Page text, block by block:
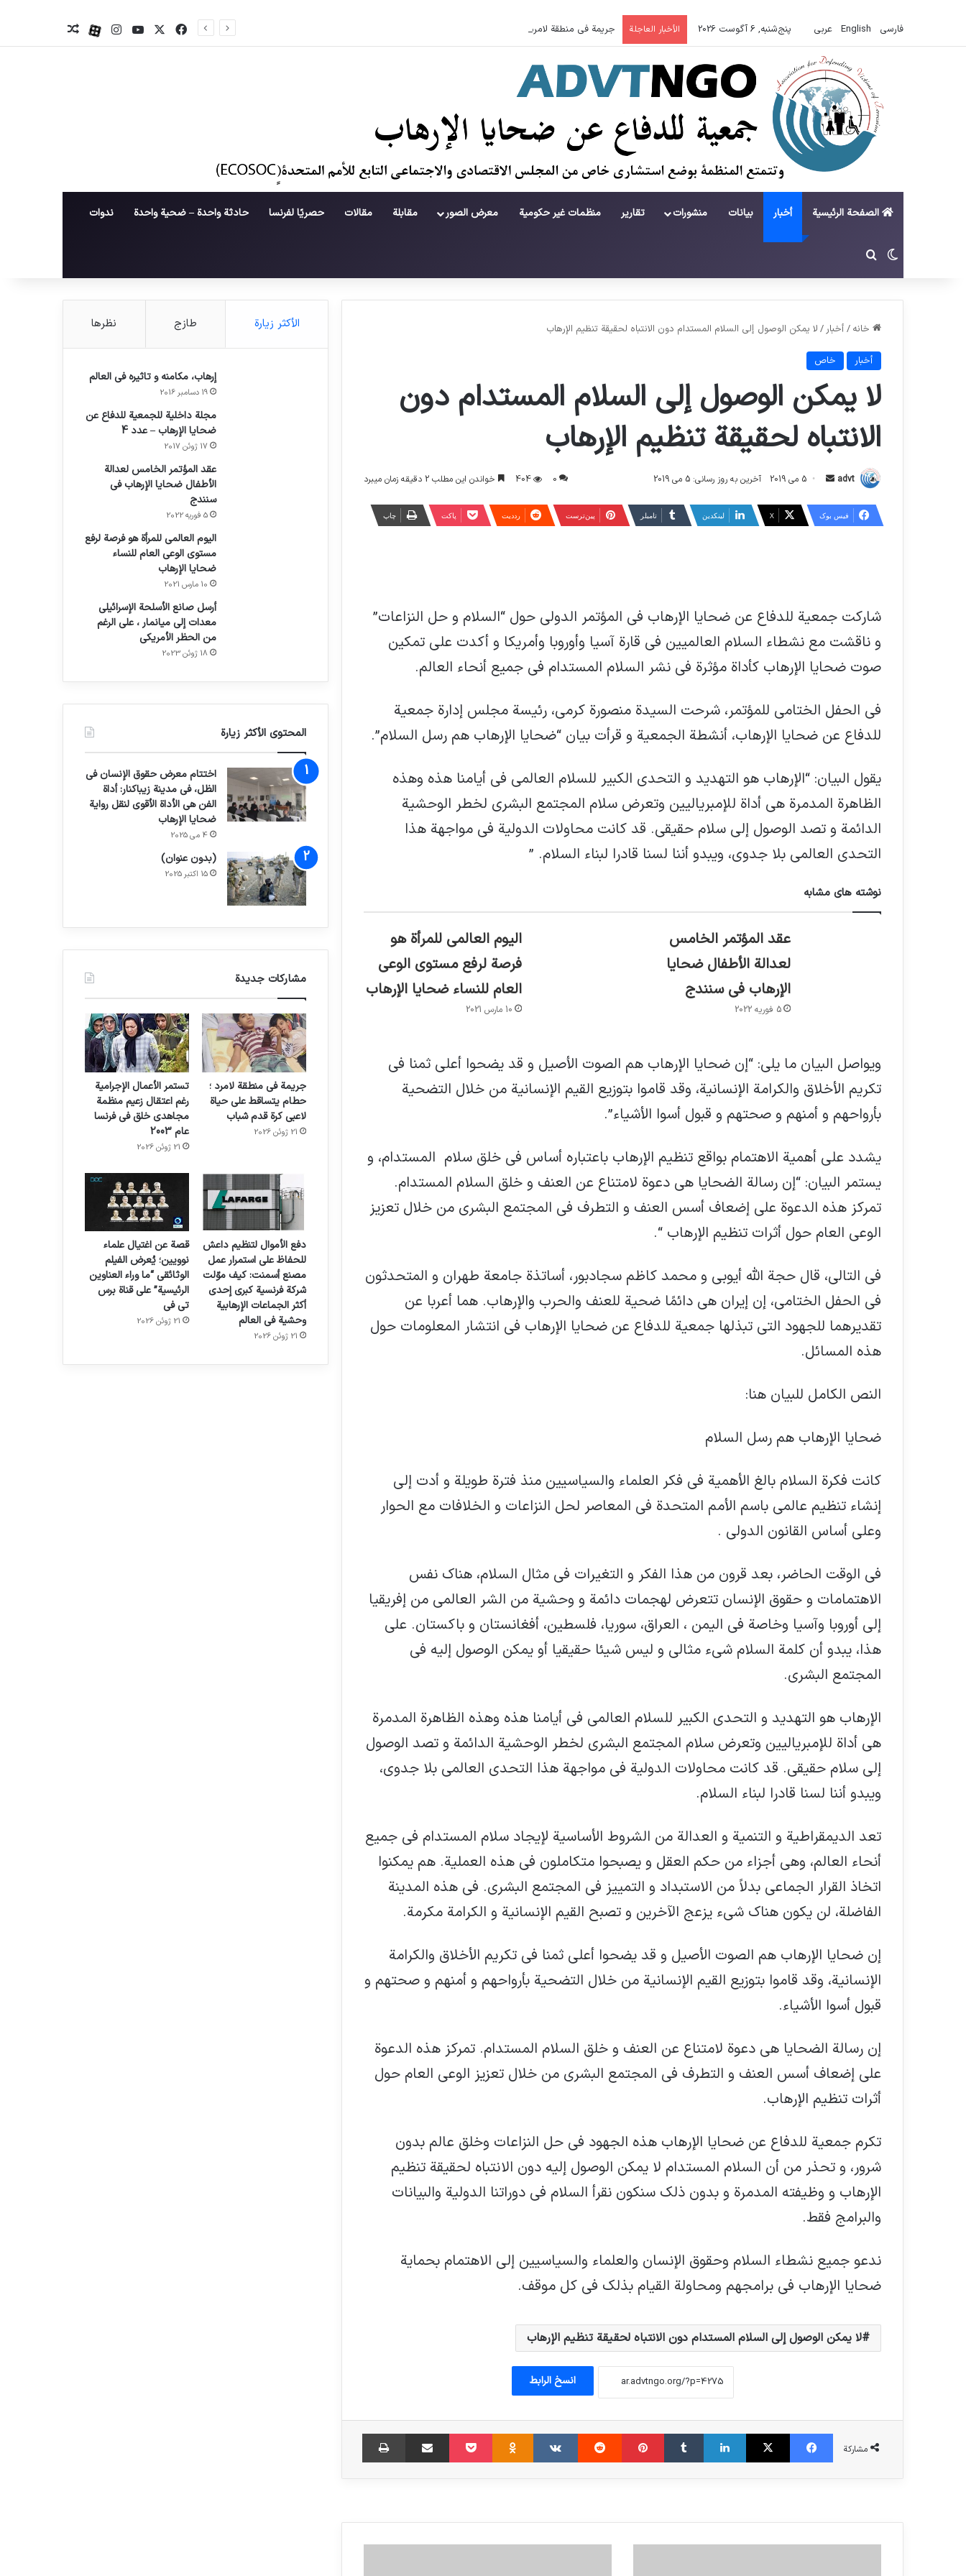
فارسی English عربي پنج‌شنبه, 6 آگوست 2026 الأخبار العاجلة جريمة في منطقة لامرد ؛ حطام يتساقط على حياة لاعبي كرة قدم شباب فیس بوکیوتیوباینستاگرام
آپاراتنوشته تصادفی
الصفحة الرئيسية أخبار بيانات منشورات تقارير منظمات غير حكومية معرض الصور مقابلة مقالات حصريًا لفرنسا حادثة واحدة – ضحية واحدة ندوات
تغییر پوسته
جستجو برای
خانه / أخبار / لا يمكن الوصول إلى السلام المستدام دون الانتباه لحقيقة تنظيم الإرهاب
أخبار خاص
لا يمكن الوصول إلى السلام المستدام دون
الانتباه لحقيقة تنظيم الإرهاب
advt ارسال
5 می 2019 آخرین به روز رسانی: 5 می 2019 0
404 خواندن این مطلب 2 دقیقه زمان میبرد
فیس بوک X لینکدین ‫تامبلر ‫پین‌ترست ‫رددیت پاکت چاپ
شاركت جمعية للدفاع عن ضحايا الإرهاب في المؤتمر الدولي حول “السلام و حل النزاعات”
و ناقشت مع نشطاء السلام العالميين في قارة آسيا وأوروبا وأمريكا و أكدت على تمكين
صوت ضحايا الإرهاب كأداة مؤثرة في نشر السلام المستدام في جميع أنحاء العالم.
في الحفل الختامي للمؤتمر، شرحت السيدة منصورة كرمي، رئيسة مجلس إدارة جمعية
للدفاع عن ضحايا الإرهاب، أنشطة الجمعية و قرأت بيان “ضحايا الإرهاب هم رسل السلام”.
يقول البيان: “الإرهاب هو التهديد و التحدي الكبير للسلام العالمي في أيامنا هذه وهذه
الظاهرة المدمرة هي أداة للإمبرياليين وتعرض سلام المجتمع البشري لخطر الوحشية
الدائمة و تصد الوصول إلى سلام حقيقي. قد كانت محاولات الدولية في مواجهة هذا
التحدي العالمي بلا جدوى، ويبدو أننا لسنا قادرا لبناء السلام. ”
نوشته های مشابه
عقد المؤتمر الخامس
لعدالة الأطفال ضحايا
الإرهاب في سنندج
5 فوریه 2022
اليوم العالمي للمرأة هو
فرصة لرفع مستوى الوعي
العام للنساء ضحايا الإرهاب
10 مارس 2021
ويواصل البيان ما يلي: “إن ضحايا الإرهاب هم الصوت الأصيل و قد يضحوا أعلى ثمنا في
تكريم الأخلاق والكرامة الإنسانية، وقد قاموا بتوزيع القيم الإنسانية من خلال التضحية
بأرواحهم و أمنهم و صحتهم و قبول أسوا الأشياء”.
يشدد على أهمية الاهتمام بواقع تنظيم الإرهاب باعتباره أساس في خلق سلام المستدام، و
يستمر البيان: “إن رسالة الضحايا هي دعوة لامتناع عن العنف و خلق السلام المستدام.
تمركز هذه الدعوة علي إضعاف أسس العنف و التطرف في المجتمع البشري من خلال تعزيز
الوعي العام حول أثرات تنظيم الإرهاب “.
في التالي، قال حجة الله أيوبي و محمد كاظم سجادبور، أساتذة جامعة طهران و المتحدثون
في الحفل الختامي، إن إيران هي دائمًا ضحية للعنف والحرب والإرهاب. هما أعربا عن
تقديرهما للجهود التي تبذلها جمعية للدفاع عن ضحايا الإرهاب في انتشار المعلومات حول
هذه المسائل.
النص الكامل للبيان هنا:
ضحايا الإرهاب هم رسل السلام
كانت فكرة السلام بالغ الأهمية في فكر العلماء والسياسيين منذ فترة طويلة و أدت إلى
إنشاء تنظيم عالمي باسم الأمم المتحدة في المعاصر لحل النزاعات و الخلافات مع الحوار
وعلى أساس القانون الدولي .
في الوقت الحاضر، بعد قرون من هذا الفكر و التغيرات في مثال السلام، هناك نفس
الاهتمامات و حقوق الإنسان تتعرض لهجمات دائمة و وحشية من الشر العالمي من إفريقيا
إلى أوروبا وآسيا وخاصة في اليمن ، العراق، سوريا، فلسطين، أفغانستان و باكستان. علي
هذا، يبدو أن كلمة السلام شيء مثالي و ليس شيئا حقيقيا أو يمكن الوصول إليه في
المجتمع البشري.
الإرهاب هو التهديد و التحدي الكبير للسلام العالمي في أيامنا هذه وهذه الظاهرة المدمرة
هي أداة للإمبرياليين وتعرض سلام المجتمع البشري لخطر الوحشية الدائمة و تصد الوصول
إلى سلام حقيقي. قد كانت محاولات الدولية في مواجهة هذا التحدي العالمي بلا جدوى،
ويبدو أننا لسنا قادرا لبناء السلام.
تعد الديمقراطية و التنمية و العدالة من الشروط الأساسية لإيجاد سلام المستدام في جميع
أنحاء العالم، وهي أجزاء من حكم العقل و يصبحوا متكاملون في هذه العملية. هم يمكنوا
اتخاذ القرار الجماعي بدلاً من الاستبداد و التمييز في المجتمع البشري. في هذه المدينة
الفاضلة، لن يكون هناك شيء يزعج الآخرين و تصبح القيم الإنسانية و الكرامة مكرمة.
إن ضحايا الإرهاب هم الصوت الأصيل و قد يضحوا أعلى ثمنا في تكريم الأخلاق والكرامة
الإنسانية، وقد قاموا بتوزيع القيم الإنسانية من خلال التضحية بأرواحهم و أمنهم و صحتهم و
قبول أسوا الأشياء.
إن رسالة الضحايا هي دعوة لامتناع عن العنف و خلق السلام المستدام. تمركز هذه الدعوة
علي إضعاف أسس العنف و التطرف في المجتمع البشري من خلال تعزيز الوعي العام حول
أثرات تنظيم الإرهاب.
تكرم جمعية للدفاع عن ضحايا الإرهاب هذه الجهود في حل النزاعات وخلق عالم بدون
شرور، و تحذر من أن السلام المستدام لا يمكن الوصول إليه دون الانتباه لحقيقة تنظيم
الإرهاب و وظيفته المدمرة و بدون ذلك سنكون نقرأ السلام في دوراتنا الدولية والبيانات
والبرامج فقط.
ندعو جميع نشطاء السلام وحقوق الإنسان والعلماء والسياسيين إلى الاهتمام بحماية
ضحايا الإرهاب في برامجهم ومحاولة القيام بذلك في كل موقف.
لا يمكن الوصول إلى السلام المستدام دون الانتباه لحقيقة تنظيم الإرهاب
انسخ الرابط
مشاركة
فیس بوک X لینکدین ‫تامبلر ‫پین‌ترست ‫رددیت ‫VKontakte
‫Odnoklassniki
پاکت اشتراک گذاری از طریق ایمیل چاپ
الأكثر زيارة طازج نظرها
إرهاب، مكامنه و تاثيره في العالم
19 دسامبر 2016
مجلة داخلية للجمعية للدفاع عن
ضحايا الإرهاب – عدد 4
17 ژوئن 2017
عقد المؤتمر الخامس لعدالة
الأطفال ضحايا الإرهاب في
سنندج
5 فوریه 2022
اليوم العالمي للمرأة هو فرصة لرفع
مستوى الوعي العام للنساء
ضحايا الإرهاب
10 مارس 2021
أرسل صانع الأسلحة الإسرائيلي
معدات إلى ميانمار ، على الرغم
من الحظر الأمريكي
18 ژوئن 2023
المحتوى الأكثر زيارة
اختتام معرض حقوق الإنسان في
الظل، في مدينة زيباكنار: أداة
الفن هي الأداة الأقوى لنقل رواية
ضحايا الإرهاب
4 می 2025
(بدون عنوان)
15 اکتبر 2025
مشاركات جديدة
جريمة في منطقة لامرد ؛
حطام يتساقط على حياة
لاعبي كرة قدم شباب
21 ژوئن 2026
تستمر الأعمال الإجرامية
رغم اعتقال زعيم منظمة
مجاهدي خلق في فرنسا
عام 2003
21 ژوئن 2026
دفع الأموال لتنظيم داعش
للحفاظ على استمرار عمل
مصنع أسمنت: كيف موّلت
شركة فرنسية كبرى إحدى
أكثر الجماعات الإرهابية
وحشية في العالم
21 ژوئن 2026
قصة عن اغتيال علماء
نوويين؛ يُعرض الفيلم
الوثائقي “ما وراء العناوين
الرئيسية” على قناة برس
تي في
21 ژوئن 2026